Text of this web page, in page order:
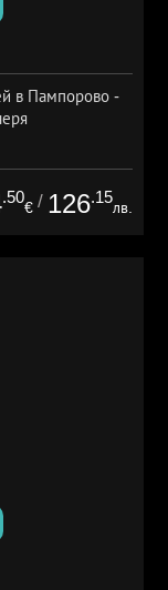
в Пампорово -
.50
€ / 126.15
лв.